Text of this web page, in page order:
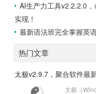
AI生产力工具v2.2.2.0
实现！
最新语法班完全掌握英
热门文章
太极v2.9.7，聚合软件最
太极（